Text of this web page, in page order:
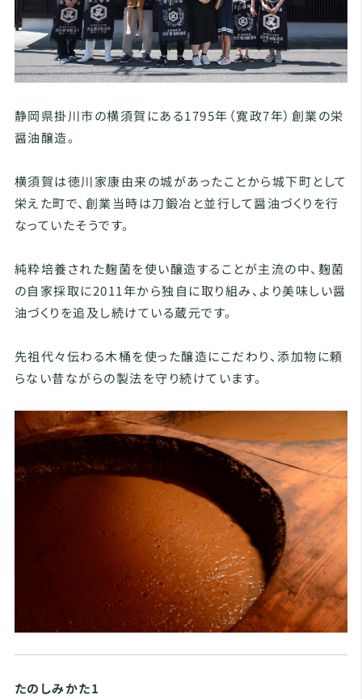
静岡県掛川市の横須賀にある1795年（寛政7年）創業の栄
醤油醸造。
横須賀は徳川家康由来の城があったことから城下町として
栄えた町で、創業当時は刀鍛冶と並行して醤油づくりを行
なっていたそうです。
純粋培養された麹菌を使い醸造することが主流の中、麹菌
の自家採取に2011年から独自に取り組み、より美味しい醤
油づくりを追及し続けている蔵元です。
先祖代々伝わる木桶を使った醸造にこだわり、添加物に頼
らない昔ながらの製法を守り続けています。
たのしみかた1